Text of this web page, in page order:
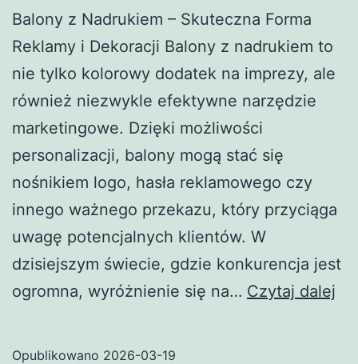
Balony z Nadrukiem – Skuteczna Forma
Reklamy i Dekoracji Balony z nadrukiem to
nie tylko kolorowy dodatek na imprezy, ale
również niezwykle efektywne narzędzie
marketingowe. Dzięki możliwości
personalizacji, balony mogą stać się
nośnikiem logo, hasła reklamowego czy
innego ważnego przekazu, który przyciąga
uwagę potencjalnych klientów. W
dzisiejszym świecie, gdzie konkurencja jest
ogromna, wyróżnienie się na… Czytaj dalej
Opublikowano 2026-03-19